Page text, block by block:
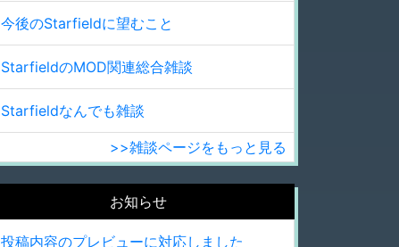
今後のStarfieldに望むこと
StarfieldのMOD関連総合雑談
Starfieldなんでも雑談
>>雑談ページをもっと見る
お知らせ
投稿内容のプレビューに対応しました